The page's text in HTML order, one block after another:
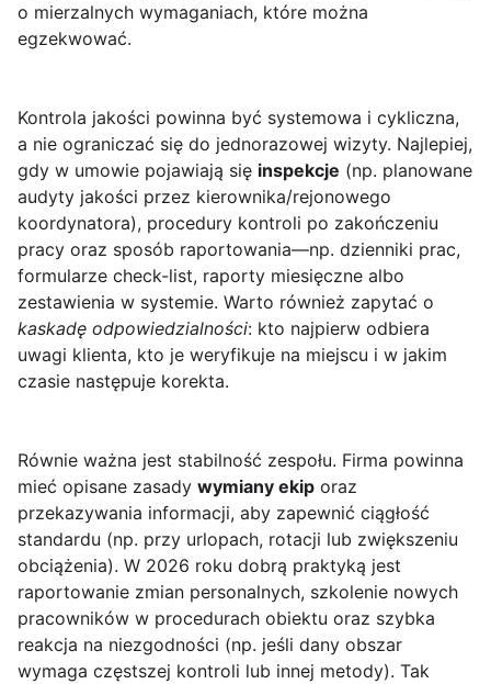
o mierzalnych wymaganiach, które można
egzekwować.
Kontrola jakości powinna być systemowa i cykliczna,
a nie ograniczać się do jednorazowej wizyty. Najlepiej,
gdy w umowie pojawiają się inspekcje (np. planowane
audyty jakości przez kierownika/rejonowego
koordynatora), procedury kontroli po zakończeniu
pracy oraz sposób raportowania—np. dzienniki prac,
formularze check-list, raporty miesięczne albo
zestawienia w systemie. Warto również zapytać o
kaskadę odpowiedzialności: kto najpierw odbiera
uwagi klienta, kto je weryfikuje na miejscu i w jakim
czasie następuje korekta.
Równie ważna jest stabilność zespołu. Firma powinna
mieć opisane zasady wymiany ekip oraz
przekazywania informacji, aby zapewnić ciągłość
standardu (np. przy urlopach, rotacji lub zwiększeniu
obciążenia). W 2026 roku dobrą praktyką jest
raportowanie zmian personalnych, szkolenie nowych
pracowników w procedurach obiektu oraz szybka
reakcja na niezgodności (np. jeśli dany obszar
wymaga częstszej kontroli lub innej metody). Tak